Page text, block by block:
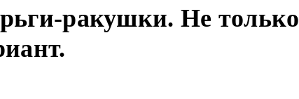
ракушки. Не только